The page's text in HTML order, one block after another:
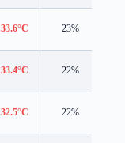
33.6°C 23%
33.4°C 22%
32.5°C 22%